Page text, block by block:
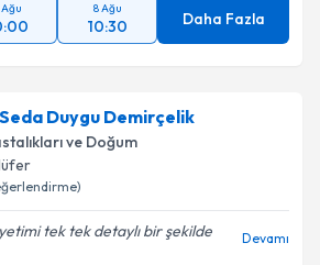
Ağu 8 Ağu
10:30 Daha Fazla
Duygu Demirçelik
ve Doğum
tek tek detaylı bir şekilde
Devamı